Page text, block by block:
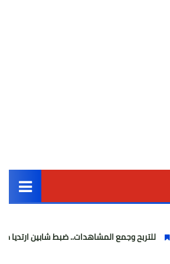
أخبار مصر
وجمع المشاهدات.. ضبط شابين ارتديا ملابس